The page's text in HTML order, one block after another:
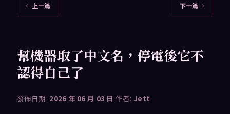
章
←上一篇 下一篇→
幫機器取了中文名，停電後它不
認得自己了
發佈日期: 2026 年 06 月 03 日 作者: Jett